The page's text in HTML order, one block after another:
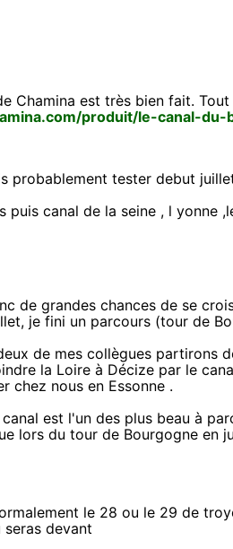
Chamina est très bien fait.
produit/le-canal-
probablement tester debut
puis canal de la seine , l yonne
de grandes chances de se
je fini un parcours (tour de
de mes collègues partirons
la Loire à Décize par le
chez nous en Essonne .
est l'un des plus beau à
lors du tour de Bourgogne en
le 28 ou le 29 de
seras devant